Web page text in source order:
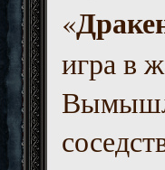
«
игра в